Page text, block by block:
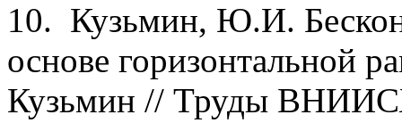
10. Кузьмин, Ю.И.
основе горизонтальной
Кузьмин // Труды